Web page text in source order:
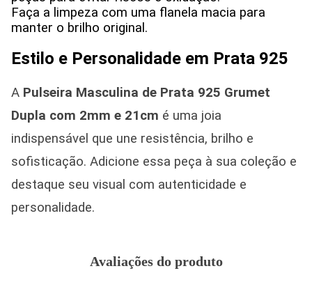
Faça a limpeza com uma flanela macia para
manter o brilho original.
Estilo e Personalidade em Prata 925
A Pulseira Masculina de Prata 925 Grumet
Dupla com 2mm e 21cm é uma joia
indispensável que une resistência, brilho e
sofisticação. Adicione essa peça à sua coleção e
destaque seu visual com autenticidade e
personalidade.
Avaliações do produto